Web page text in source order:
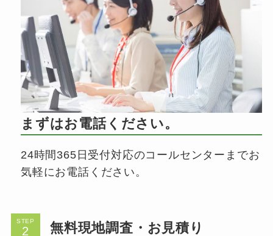
まずはお電話ください。
24時間365日受付対応のコールセンターまでお
気軽にお電話ください。
STEP 無料現地調査・お見積り